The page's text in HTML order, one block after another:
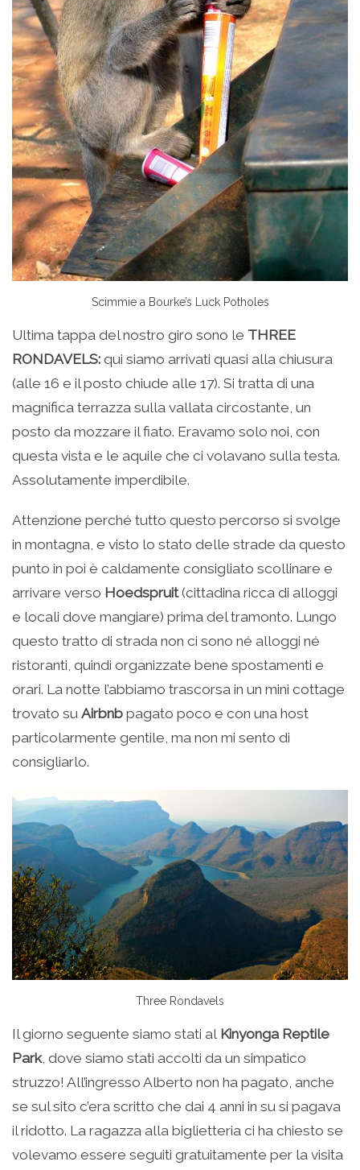
Scimmie a Bourke’s Luck Potholes
Ultima tappa del nostro giro sono le THREE
RONDAVELS: qui siamo arrivati quasi alla chiusura
(alle 16 e il posto chiude alle 17). Si tratta di una
magnifica terrazza sulla vallata circostante, un
posto da mozzare il fiato. Eravamo solo noi, con
questa vista e le aquile che ci volavano sulla testa.
Assolutamente imperdibile.
Attenzione perché tutto questo percorso si svolge
in montagna, e visto lo stato delle strade da questo
punto in poi è caldamente consigliato scollinare e
arrivare verso Hoedspruit(cittadina ricca di alloggi
e locali dove mangiare) prima del tramonto. Lungo
questo tratto di strada non ci sono né alloggi né
ristoranti, quindi organizzate bene spostamenti e
orari. La notte l’abbiamo trascorsa in un mini cottage
trovato su Airbnb pagato poco e con una host
particolarmente gentile, ma non mi sento di
consigliarlo.
Three Rondavels
Il giorno seguente siamo stati al Kinyonga Reptile
Park, dove siamo stati accolti da un simpatico
struzzo! All’ingresso Alberto non ha pagato, anche
se sul sito c’era scritto che dai 4 anni in su si pagava
il ridotto. La ragazza alla biglietteria ci ha chiesto se
volevamo essere seguiti gratuitamente per la visita